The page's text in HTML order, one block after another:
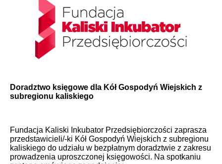
Doradztwo księgowe dla Kół Gospodyń Wiejskich z
subregionu kaliskiego
Fundacja Kaliski Inkubator Przedsiębiorczości zaprasza
przedstawicieli/-ki Kół Gospodyń Wiejskich z subregionu
kaliskiego do udziału w bezpłatnym doradztwie z zakresu
prowadzenia uproszczonej księgowości. Na spotkaniu